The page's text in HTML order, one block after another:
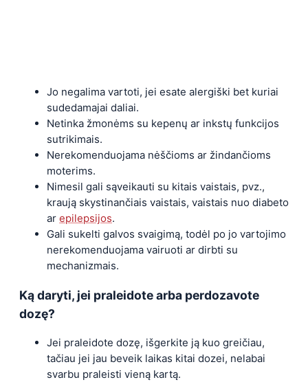
Jo negalima vartoti, jei esate alergiški bet kuriai
sudedamajai daliai.
Netinka žmonėms su kepenų ar inkstų funkcijos
sutrikimais.
Nerekomenduojama nėščioms ar žindančioms
moterims.
Nimesil gali sąveikauti su kitais vaistais, pvz.,
kraują skystinančiais vaistais, vaistais nuo diabeto
ar epilepsijos.
Gali sukelti galvos svaigimą, todėl po jo vartojimo
nerekomenduojama vairuoti ar dirbti su
mechanizmais.
Ką daryti, jei praleidote arba perdozavote
dozę?
Jei praleidote dozę, išgerkite ją kuo greičiau,
tačiau jei jau beveik laikas kitai dozei, nelabai
svarbu praleisti vieną kartą.